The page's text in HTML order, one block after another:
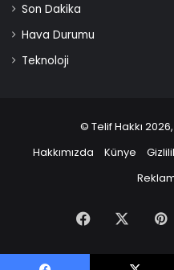
Son Dakika
Hava Durumu
Teknoloji
© Telif Hakkı
Hakkımızda
Künye
Facebook